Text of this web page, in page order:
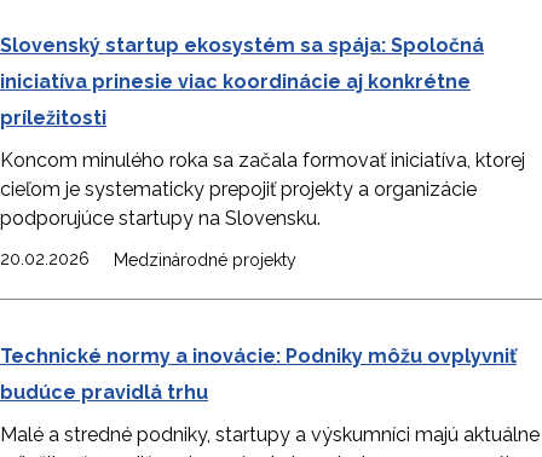
Slovenský startup ekosystém sa spája: Spoločná
iniciatíva prinesie viac koordinácie aj konkrétne
príležitosti
Koncom minulého roka sa začala formovať iniciatíva, ktorej
cieľom je systematicky prepojiť projekty a organizácie
podporujúce startupy na Slovensku.
20.02.2026 Medzinárodné projekty
Technické normy a inovácie: Podniky môžu ovplyvniť
budúce pravidlá trhu
Malé a stredné podniky, startupy a výskumníci majú aktuálne